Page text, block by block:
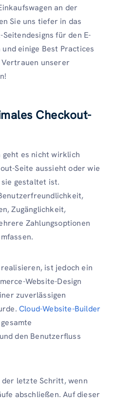
an der
Sie uns tiefer in das
für den E-
einige Best Practices
unserer
Checkout-
geht es nicht wirklich
Seite aussieht oder wie
gestaltet ist.
Zugänglichkeit,
Zahlungsoptionen
ist jedoch ein
Website-Design
zuverlässigen
Cloud-Website-Builder
den Benutzerfluss
letzte Schritt, wenn
abschließen. Auf dieser